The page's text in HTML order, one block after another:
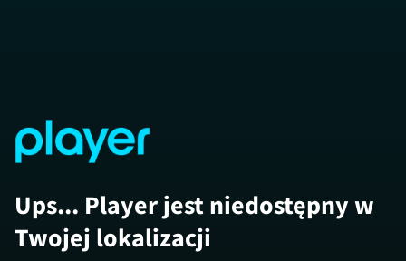
Ups... Player jest niedostępny w
Twojej lokalizacji